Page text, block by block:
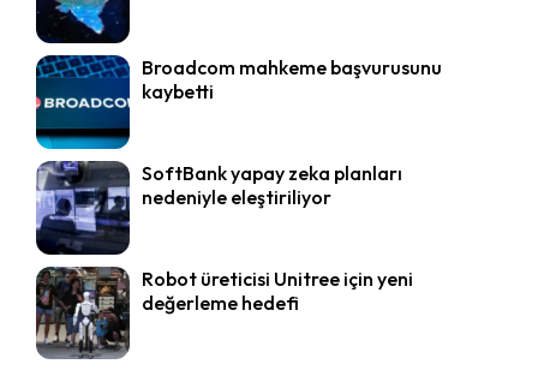
Broadcom mahkeme başvurusunu
kaybetti
SoftBank yapay zeka planları
nedeniyle eleştiriliyor
Robot üreticisi Unitree için yeni
değerleme hedefi